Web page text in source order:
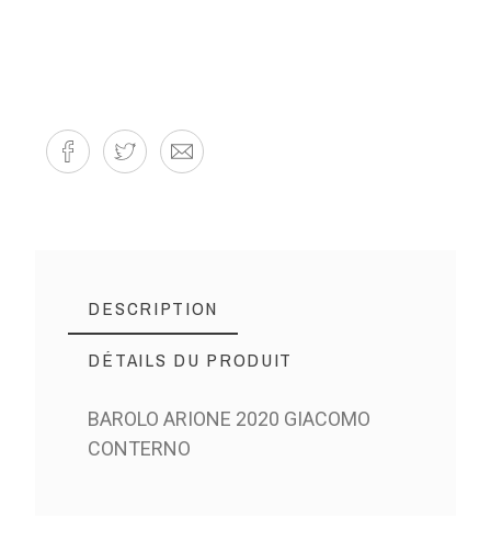
DESCRIPTION
DÉTAILS DU PRODUIT
BAROLO ARIONE 2020 GIACOMO
CONTERNO